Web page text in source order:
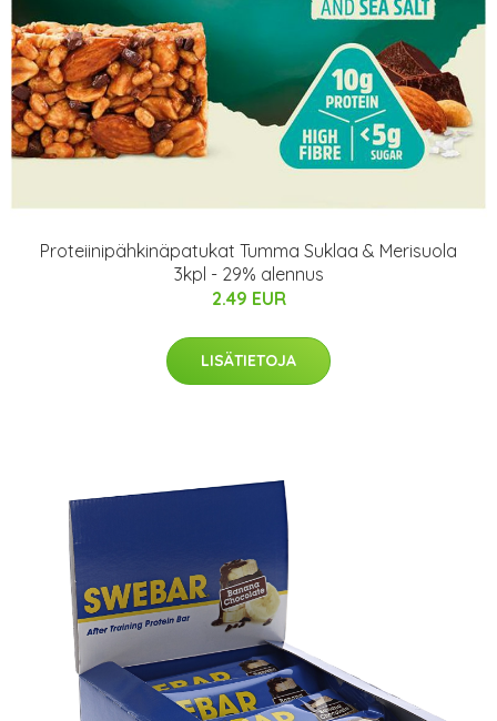
Proteiinipähkinäpatukat Tumma Suklaa & Merisuola
3kpl - 29% alennus
2.49 EUR
LISÄTIETOJA